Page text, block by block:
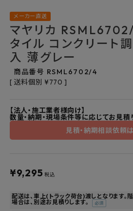
ご利用ガイド
よくあるご質問
お問い合わせ
メルマガ登録
特定商取引法について
メーカー直送
マヤリカ
タイル コンクリー
入 薄グレー
商品番号 RSML6702/4
送料個別 ¥770
【法人・施工業者様向け】
数量・納期・現場条件等に応じてお見積
見積・納期相談依頼
¥9,295 税込
配送は、車上(トラック荷台)渡しとなります
場合は、別途お見積りします。
(必